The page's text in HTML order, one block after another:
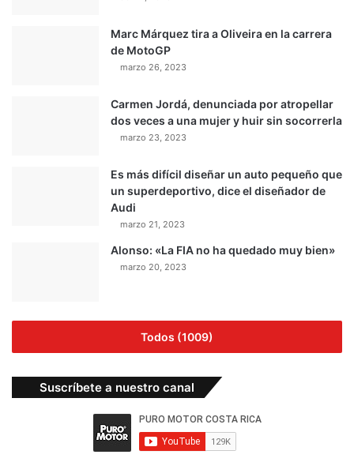
Marc Márquez tira a Oliveira en la carrera
de MotoGP
marzo 26, 2023
Carmen Jordá, denunciada por atropellar
dos veces a una mujer y huir sin socorrerla
marzo 23, 2023
Es más difícil diseñar un auto pequeño que
un superdeportivo, dice el diseñador de
Audi
marzo 21, 2023
Alonso: «La FIA no ha quedado muy bien»
marzo 20, 2023
Todos (1009)
Suscríbete a nuestro canal